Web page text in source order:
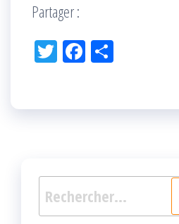
Partager :
Tw
itt
Fac
eb
k r
Rechercher :